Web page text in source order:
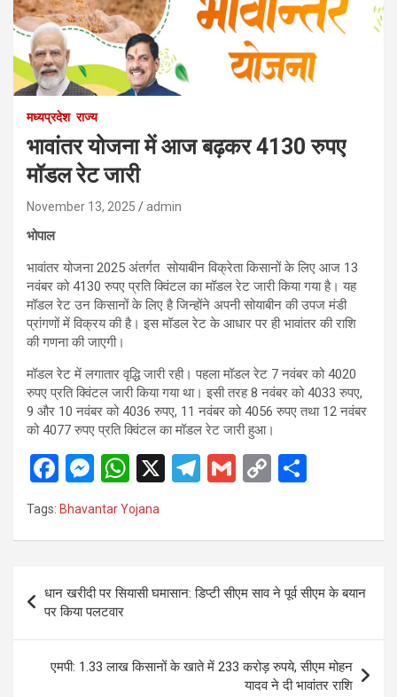
मध्यप्रदेश राज्य
भावांतर योजना में आज बढ़कर 4130 रुपए
मॉडल रेट जारी
November 13, 2025 admin
भोपाल
भावांतर योजना 2025 अंतर्गत सोयाबीन विक्रेता किसानों के लिए आज 13
नवंबर को 4130 रुपए प्रति क्विंटल का मॉडल रेट जारी किया गया है। यह
मॉडल रेट उन किसानों के लिए है जिन्होंने अपनी सोयाबीन की उपज मंडी
प्रांगणों में विक्रय की है। इस मॉडल रेट के आधार पर ही भावांतर की राशि
की गणना की जाएगी।
मॉडल रेट में लगातार वृद्धि जारी रही। पहला मॉडल रेट 7 नवंबर को 4020
रुपए प्रति क्विंटल जारी किया गया था। इसी तरह 8 नवंबर को 4033 रुपए,
9 और 10 नवंबर को 4036 रुपए, 11 नवंबर को 4056 रुपए तथा 12 नवंबर
को 4077 रुपए प्रति क्विंटल का मॉडल रेट जारी हुआ।
F
a
ce
o
o
k
M
es
se
g
er
W
h
at
A
p
X
T
a
G
C
n
Tags: Bhavantar Yojana
navigation
धान खरीदी पर सियासी घमासान: डिप्टी सीएम साव ने पूर्व सीएम के बयान
पर किया पलटवार
एमपी: 1.33 लाख किसानों के खाते में 233 करोड़ रुपये, सीएम मोहन
यादव ने दी भावांतर राशि